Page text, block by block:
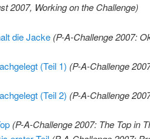
2007, Working on the Challenge)
die Jacke (P-A-Challenge 2007:
(Teil 1) (P-A-Challenge
(Teil 2) (P-A-Challenge
(P-A-Challenge 2007: The Top in